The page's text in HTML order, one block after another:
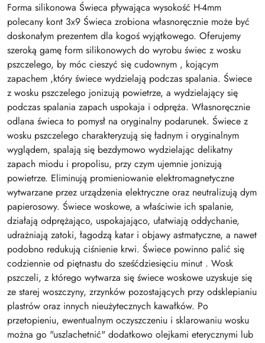
Forma silikonowa Świeca pływająca wysokość H-4mm
polecany kont 3x9 Świeca zrobiona własnoręcznie może być
doskonałym prezentem dla kogoś wyjątkowego. Oferujemy
szeroką gamę form silikonowych do wyrobu świec z wosku
pszczelego, by móc cieszyć się cudownym , kojącym
zapachem ,który świece wydzielają podczas spalania. Świece
z wosku pszczelego jonizują powietrze, a wydzielający się
podczas spalania zapach uspokaja i odpręża. Własnoręcznie
odlana świeca to pomysł na oryginalny podarunek. Świece z
wosku pszczelego charakteryzują się ładnym i oryginalnym
wyglądem, spalają się bezdymowo wydzielając delikatny
zapach miodu i propolisu, przy czym ujemnie jonizują
powietrze. Eliminują promieniowanie elektromagnetyczne
wytwarzane przez urządzenia elektryczne oraz neutralizują dym
papierosowy. Świece woskowe, a właściwie ich spalanie,
działają odprężająco, uspokajająco, ułatwiają oddychanie,
udrażniają zatoki, łagodzą katar i objawy astmatyczne, a nawet
podobno redukują ciśnienie krwi. Świece powinno palić się
codziennie od piętnastu do sześćdziesięciu minut . Wosk
pszczeli, z którego wytwarza się świece woskowe uzyskuje się
ze starej woszczyny, zrzynków pozostających przy odsklepianiu
plastrów oraz innych nieużytecznych kawałków. Po
przetopieniu, ewentualnym oczyszczeniu i sklarowaniu wosku
można go "uszlachetnić" dodatkowo olejkami eterycznymi lub